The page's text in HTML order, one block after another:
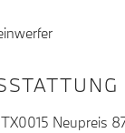
Neupreis